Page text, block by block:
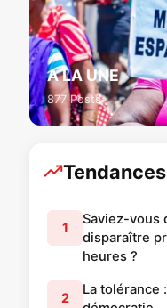
A LA UNE
877 Posts
Tendances
1
Saviez-vous
disparaître
heures ?
2
La tolérance